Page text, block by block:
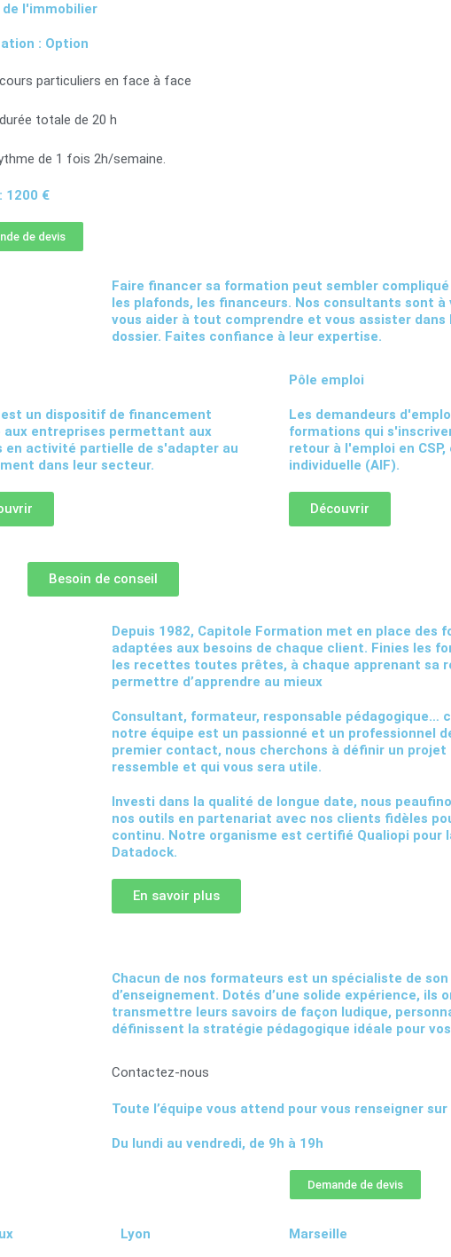
de l'immobilier
: Option
particuliers en face à face
totale de 20 h
de 1 fois 2h/semaine.
1200 €
de devis
Faire financer sa formation peut sembler
les plafonds, les financeurs. Nos consultants sont
vous aider à tout comprendre et vous assister dans
dossier. Faites confiance à leur expertise.
est un dispositif de financement
aux entreprises permettant aux
en activité partielle de s'adapter au
dans leur secteur.
Pôle emploi
Les demandeurs
formations qui
retour à l'emploi en CSP,
individuelle (AIF).
Découvrir
Besoin de conseil
Depuis 1982, Capitole Formation met en place des
adaptées aux besoins de chaque client. Finies les
les recettes toutes prêtes, à chaque apprenant sa
permettre d’apprendre au mieux
Consultant, formateur, responsable pédagogique…
notre équipe est un passionné et un professionnel
premier contact, nous cherchons à définir un projet
ressemble et qui vous sera utile.
Investi dans la qualité de longue date, nous
nos outils en partenariat avec nos clients fidèles
continu. Notre organisme est certifié Qualiopi pour
Datadock.
En savoir plus
Chacun de nos formateurs est un spécialiste de son
d’enseignement. Dotés d’une solide expérience, ils
transmettre leurs savoirs de façon ludique,
définissent la stratégie pédagogique idéale pour
Contactez-nous
Toute l’équipe vous attend pour vous renseigner
Du lundi au vendredi, de 9h à 19h
Demande de devis
Lyon Marseille